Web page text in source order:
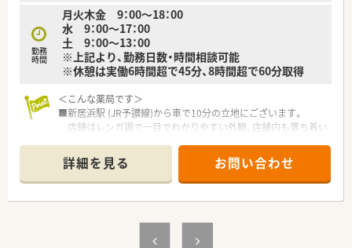
勤務
時間
月火木金 9：00～18：00
水 9：00～17：00
土 9：00～13：00
※上記より、勤務日数・時間相談可能
※休憩は実働6時間超で45分、8時間超で60分取得
＜こんな薬局です＞
■新居浜駅 (JR予讃線)から車で10分の立地にございます。
店舗はレンガ調で一目でわかりやすい外観、店舗内も落ち着い
■整形外科クリニックからの処方箋がメインです。
■紙薬歴を使用しています。
■薬剤師は正社員1名、パート1名在籍しています。
■調剤・監査・投薬・薬歴管理等、薬剤師業務全般をお願いしま
詳細を見る お問い合わせ